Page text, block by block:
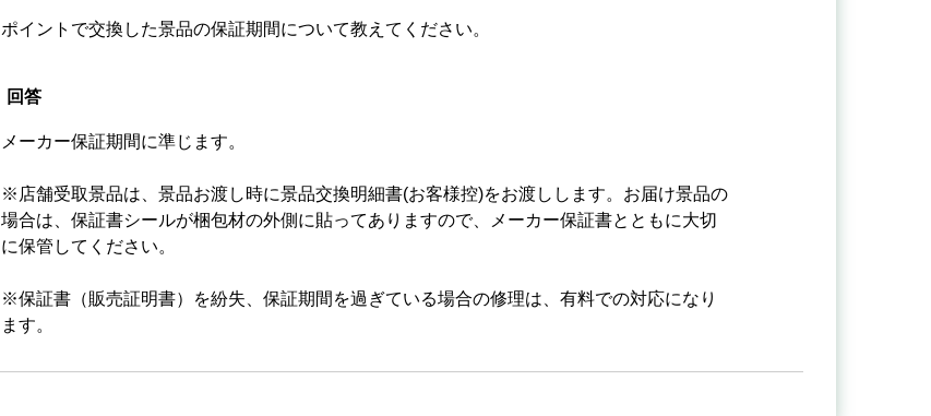
ポイントで交換した景品の保証期間について教えてください。
回答
メーカー保証期間に準じます。
※店舗受取景品は、景品お渡し時に景品交換明細書(お客様控)をお渡しします。お届け景品の
場合は、保証書シールが梱包材の外側に貼ってありますので、メーカー保証書とともに⼤切
に保管してください。
※保証書（販売証明書）を紛失、保証期間を過ぎている場合の修理は、有料での対応になり
ます。